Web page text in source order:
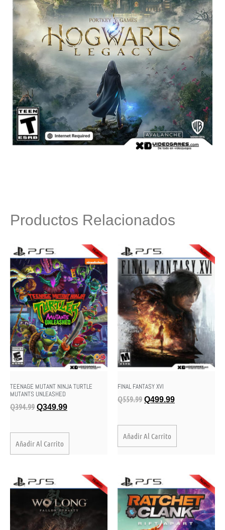
Productos Relacionados
TEENAGE MUTANT NINJA TURTLE
MUTANTS UNLEASHED
Q394.99 Q349.99
Añadir Al Carrito
FINAL FANTASY XVI
Q559.99 Q499.99
Añadir Al Carrito